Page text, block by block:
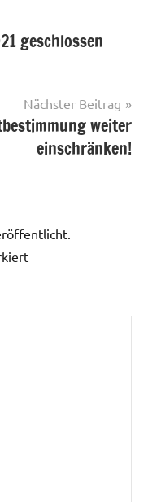
geschlossen
Nächster Beitrag
weiter
einschränken!